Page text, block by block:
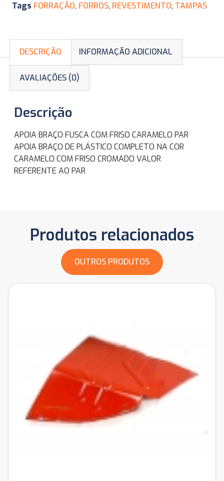
Tags FORRAÇÃO, FORROS, REVESTIMENTO, TAMPAS
DESCRIÇÃO INFORMAÇÃO ADICIONAL
AVALIAÇÕES (0)
Descrição
APOIA BRAÇO FUSCA COM FRISO CARAMELO PAR
APOIA BRAÇO DE PLÁSTICO COMPLETO NA COR
CARAMELO COM FRISO CROMADO ​VALOR
REFERENTE AO PAR
Produtos relacionados
OUTROS PRODUTOS